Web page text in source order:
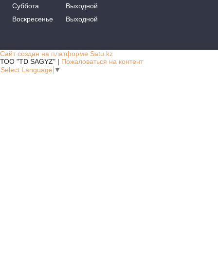
Суббота
Выходной
Воскресенье
Выходной
Сайт создан на платформе Satu.kz
ТОО "TD SAGYZ" | Пожаловаться на контент
Select Language ▼